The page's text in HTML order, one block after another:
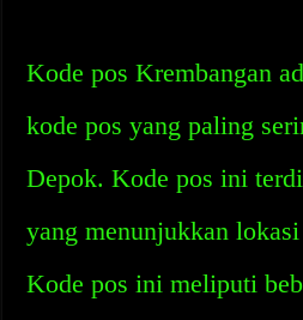
Kode pos Krembangan
kode pos yang paling
Depok. Kode pos ini
yang menunjukkan
Kode pos ini meliputi